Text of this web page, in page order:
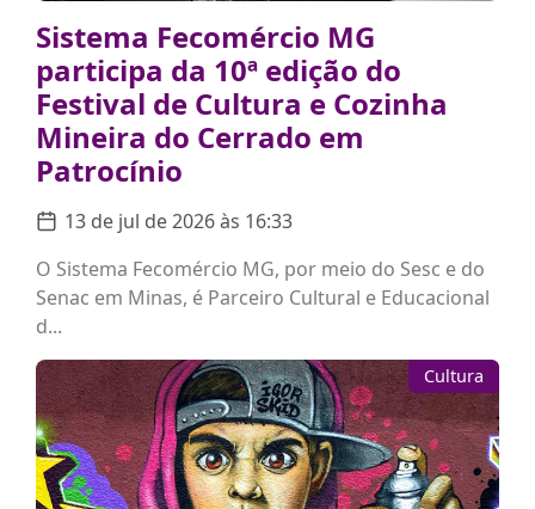
Sistema Fecomércio MG
participa da 10ª edição do
Festival de Cultura e Cozinha
Mineira do Cerrado em
Patrocínio
13 de jul de 2026 às 16:33
O Sistema Fecomércio MG, por meio do Sesc e do
Senac em Minas, é Parceiro Cultural e Educacional
d...
Cultura